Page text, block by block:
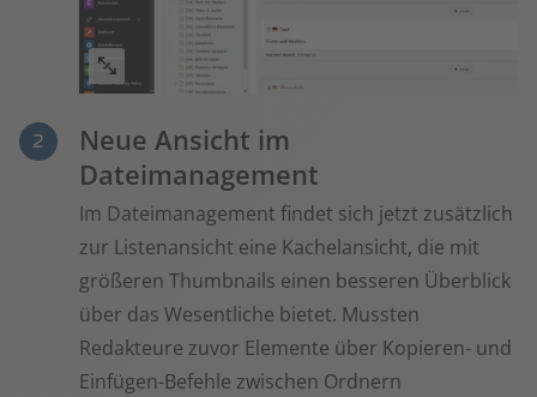
Neue Ansicht im
Dateimanagement
Im Dateimanagement findet sich jetzt zusätzlich
zur Listenansicht eine Kachelansicht, die mit
größeren Thumbnails einen besseren Überblick
über das Wesentliche bietet. Mussten
Redakteure zuvor Elemente über Kopieren- und
Einfügen-Befehle zwischen Ordnern